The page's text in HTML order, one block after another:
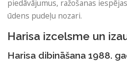
piedāvājumus, ražošanas
ūdens pudeļu nozari.
Harisa izcelsme un
Harisa dibināšana 1988.